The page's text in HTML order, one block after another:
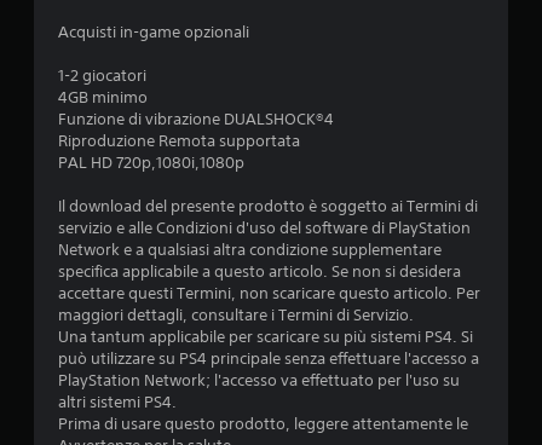
l
l
e
s
u
Acquisti in-game opzionali
1-2 giocatori
4GB minimo
Funzione di vibrazione DUALSHOCK®4
Riproduzione Remota supportata
PAL HD 720p,1080i,1080p
Il download del presente prodotto è soggetto ai Termini di
servizio e alle Condizioni d'uso del software di PlayStation
Network e a qualsiasi altra condizione supplementare
specifica applicabile a questo articolo. Se non si desidera
accettare questi Termini, non scaricare questo articolo. Per
maggiori dettagli, consultare i Termini di Servizio.
Una tantum applicabile per scaricare su più sistemi PS4. Si
può utilizzare su PS4 principale senza effettuare l'accesso a
PlayStation Network; l'accesso va effettuato per l'uso su
altri sistemi PS4.
Prima di usare questo prodotto, leggere attentamente le